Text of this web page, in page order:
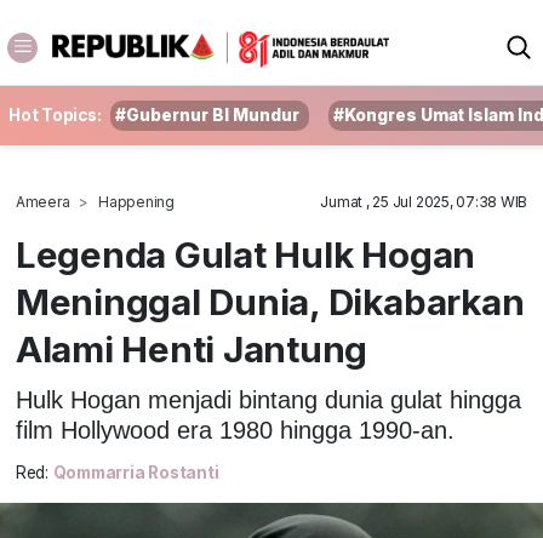
Hot Topics: #Gubernur BI Mundur #Kongres Umat Islam
Ameera Happening Jumat , 25 Jul 2025, 07:38 WIB
Legenda Gulat Hulk Hogan
Meninggal Dunia, Dikabarkan
Alami Henti Jantung
Hulk Hogan menjadi bintang dunia gulat hingga
film Hollywood era 1980 hingga 1990-an.
Red: Qommarria Rostanti